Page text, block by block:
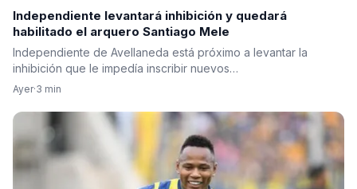
Independiente levantará inhibición y quedará
habilitado el arquero Santiago Mele
Independiente de Avellaneda está próximo a levantar la
inhibición que le impedía inscribir nuevos…
Ayer·3 min